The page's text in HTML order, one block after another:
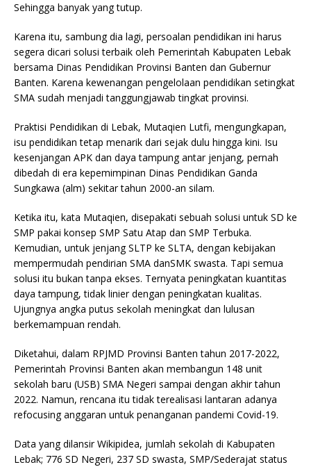
Sehingga banyak yang tutup.
Karena itu, sambung dia lagi, persoalan pendidikan ini harus
segera dicari solusi terbaik oleh Pemerintah Kabupaten Lebak
bersama Dinas Pendidikan Provinsi Banten dan Gubernur
Banten. Karena kewenangan pengelolaan pendidikan setingkat
SMA sudah menjadi tanggungjawab tingkat provinsi.
Praktisi Pendidikan di Lebak, Mutaqien Lutfi, mengungkapan,
isu pendidikan tetap menarik dari sejak dulu hingga kini. Isu
kesenjangan APK dan daya tampung antar jenjang, pernah
dibedah di era kepemimpinan Dinas Pendidikan Ganda
Sungkawa (alm) sekitar tahun 2000-an silam.
Ketika itu, kata Mutaqien, disepakati sebuah solusi untuk SD ke
SMP pakai konsep SMP Satu Atap dan SMP Terbuka.
Kemudian, untuk jenjang SLTP ke SLTA, dengan kebijakan
mempermudah pendirian SMA danSMK swasta. Tapi semua
solusi itu bukan tanpa ekses. Ternyata peningkatan kuantitas
daya tampung, tidak linier dengan peningkatan kualitas.
Ujungnya angka putus sekolah meningkat dan lulusan
berkemampuan rendah.
Diketahui, dalam RPJMD Provinsi Banten tahun 2017-2022,
Pemerintah Provinsi Banten akan membangun 148 unit
sekolah baru (USB) SMA Negeri sampai dengan akhir tahun
2022. Namun, rencana itu tidak terealisasi lantaran adanya
refocusing anggaran untuk penanganan pandemi Covid-19.
Data yang dilansir Wikipidea, jumlah sekolah di Kabupaten
Lebak; 776 SD Negeri, 237 SD swasta, SMP/Sederajat status